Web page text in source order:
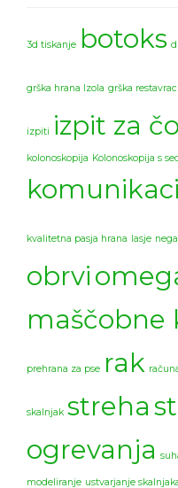
3d tiskanje botoks
grška hrana Izola grška
izpiti izpit za
kolonoskopija Kolonoskopija s
kvalitetna pasja hrana lasje
obrvi
maščobne
prehrana za pse rak
skalnjak streha
ogrevanja
modeliranje ustvarjanje